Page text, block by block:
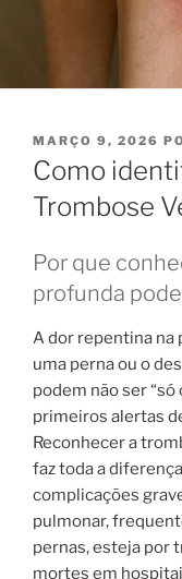
PUBLICADO
EM
MARÇO 9, 2026
Como
Trombose
Por que
profunda
A dor repentina na
uma perna ou o
podem não ser “só
primeiros alertas
Reconhecer a
faz toda a
complicações
pulmonar,
pernas, esteja por
mortes em